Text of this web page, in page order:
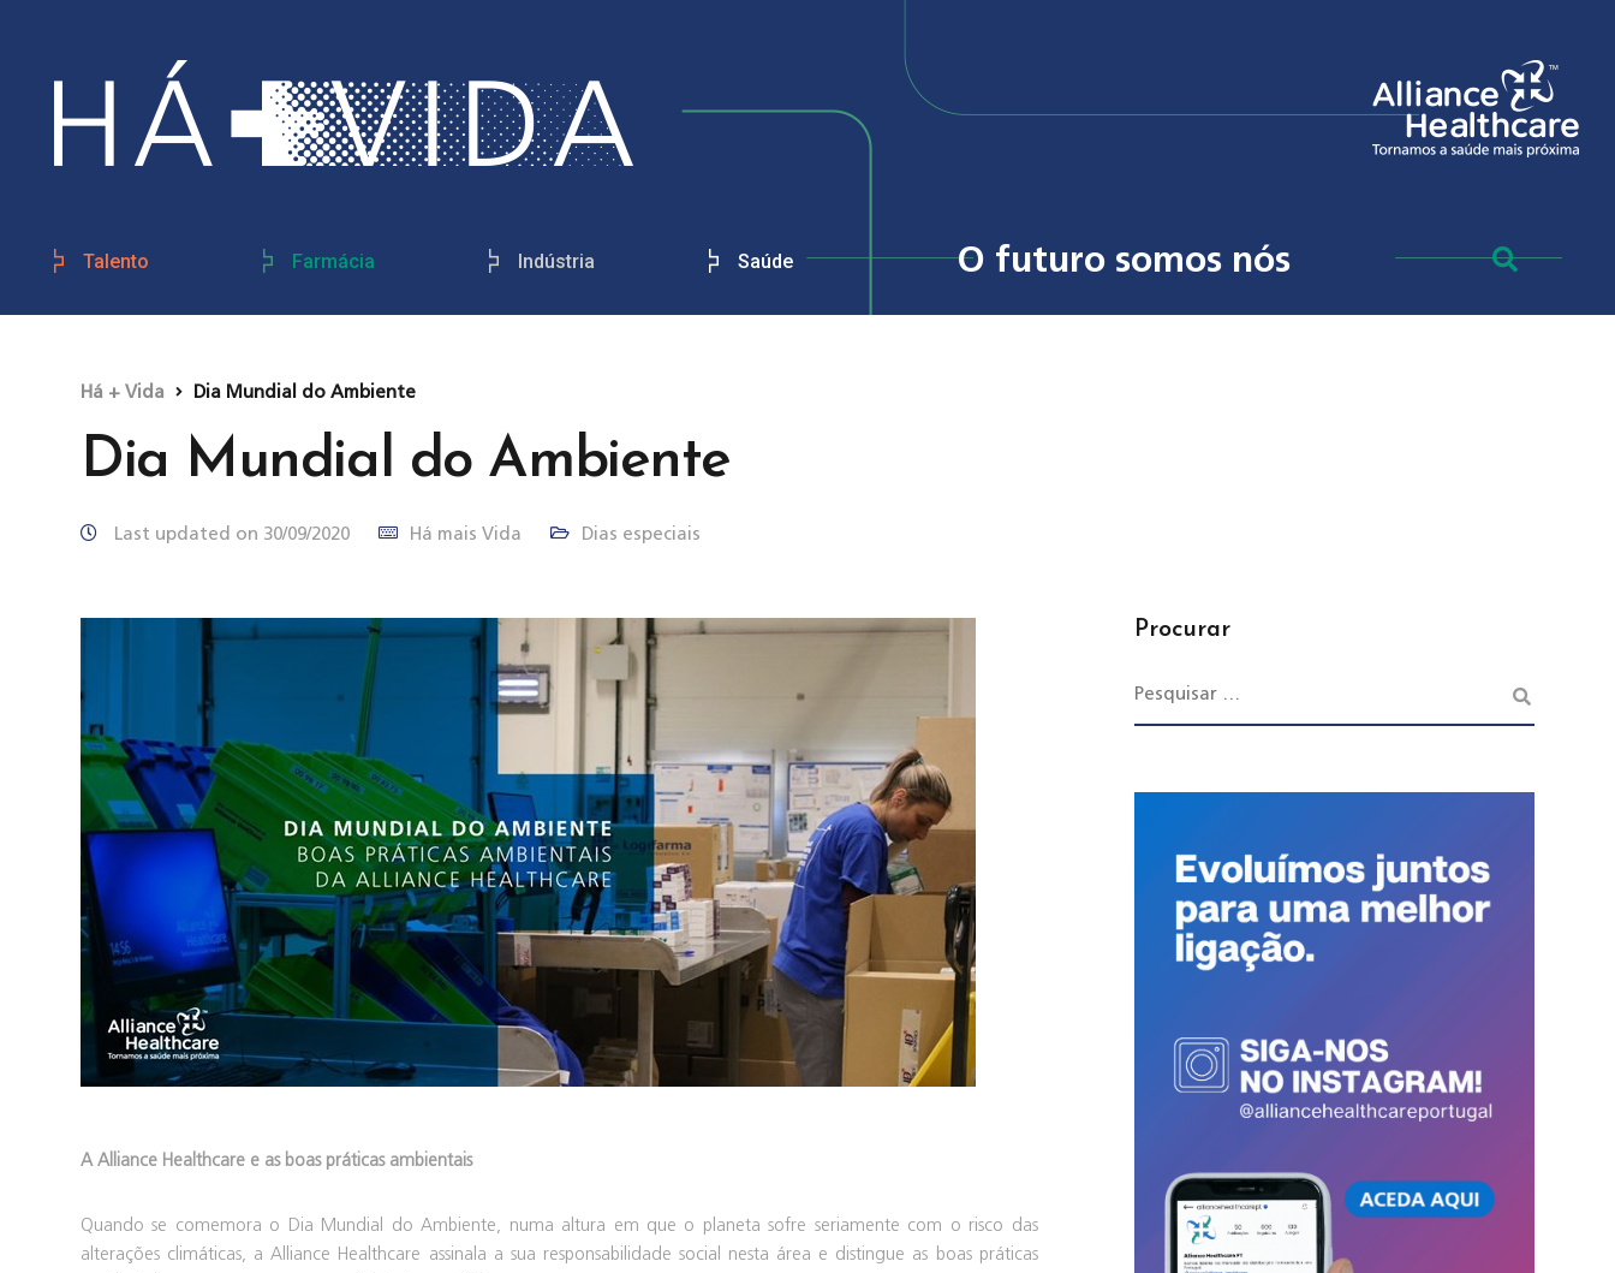
Talento Farmácia Indústria Saúde O futuro somos nós
Há + Vida Dia Mundial do Ambiente
Dia Mundial do Ambiente
Last updated on 30/09/2020 Há mais Vida Dias especiais
A Alliance Healthcare e as boas práticas ambientais
Quando se comemora o Dia Mundial do Ambiente, numa altura em que o planeta sofre seriamente com o risco das
alterações climáticas, a Alliance Healthcare assinala a sua responsabilidade social nesta área e distingue as boas práticas
Procurar